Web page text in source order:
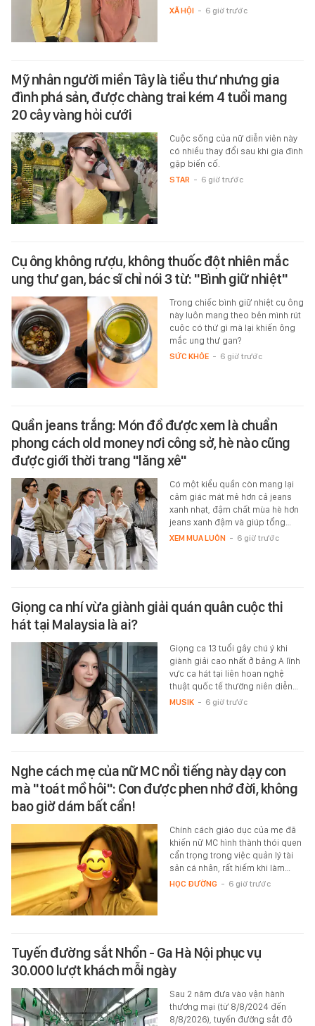
XÃ HỘI - 6 giờ trước
Mỹ nhân người miền Tây là tiểu thư nhưng gia
đình phá sản, được chàng trai kém 4 tuổi mang
20 cây vàng hỏi cưới
Cuộc sống của nữ diễn viên này
có nhiều thay đổi sau khi gia đình
gặp biến cố.
STAR - 6 giờ trước
Cụ ông không rượu, không thuốc đột nhiên mắc
ung thư gan, bác sĩ chỉ nói 3 từ: "Bình giữ nhiệt"
Trong chiếc bình giữ nhiệt cụ ông
này luôn mang theo bên mình rút
cuộc có thứ gì mà lại khiến ông
mắc ung thư gan?
SỨC KHỎE - 6 giờ trước
Quần jeans trắng: Món đồ được xem là chuẩn
phong cách old money nơi công sở, hè nào cũng
được giới thời trang "lăng xê"
Có một kiểu quần còn mang lại
cảm giác mát mẻ hơn cả jeans
xanh nhạt, đậm chất mùa hè hơn
jeans xanh đậm và giúp tổng…
XEM MUA LUÔN - 6 giờ trước
Giọng ca nhí vừa giành giải quán quân cuộc thi
hát tại Malaysia là ai?
Giọng ca 13 tuổi gây chú ý khi
giành giải cao nhất ở bảng A lĩnh
vực ca hát tại liên hoan nghệ
thuật quốc tế thường niên diễn…
MUSIK - 6 giờ trước
Nghe cách mẹ của nữ MC nổi tiếng này dạy con
mà "toát mồ hôi": Con được phen nhớ đời, không
bao giờ dám bất cẩn!
Chính cách giáo dục của mẹ đã
khiến nữ MC hình thành thói quen
cẩn trọng trong việc quản lý tài
sản cá nhân, rất hiếm khi làm…
HỌC ĐƯỜNG - 6 giờ trước
Tuyến đường sắt Nhổn - Ga Hà Nội phục vụ
30.000 lượt khách mỗi ngày
Sau 2 năm đưa vào vận hành
thương mại (từ 8/8/2024 đến
8/8/2026), tuyến đường sắt đô